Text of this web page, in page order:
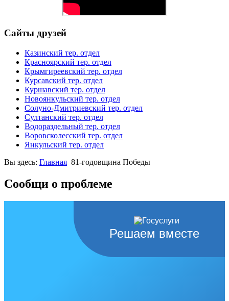
Сайты друзей
Казинский тер. отдел
Красноярский тер. отдел
Крымгиреевский тер. отдел
Курсавский тер. отдел
Куршавский тер. отдел
Новоянкульский тер. отдел
Солуно-Дмитриевский тер. отдел
Султанский тер. отдел
Водораздельный тер. отдел
Воровсколесский тер. отдел
Янкульский тер. отдел
Вы здесь: Главная 81-годовщина Победы
Сообщи о проблеме
Решаем вместе